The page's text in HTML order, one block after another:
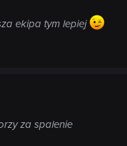
ekipa tym lepiej
za spalenie